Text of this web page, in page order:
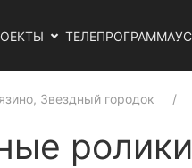
ТЕЛЕПРОГРАММА
Звездный городок
ролики